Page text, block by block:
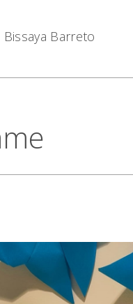
Bissaya Barreto